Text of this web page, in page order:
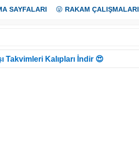
SAYFALARI 😜 RAKAM ÇALIŞMALARI
Takvimleri Kalıpları İndir 😍